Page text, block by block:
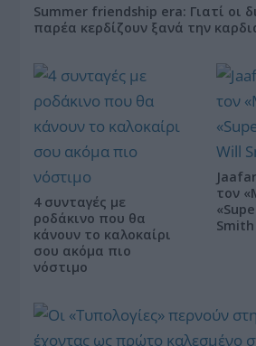
Summer friendship era: Γιατί οι
παρέα κερδίζουν ξανά την
4 συνταγές με
ροδάκινο που θα
κάνουν το καλοκαίρι
σου ακόμα πιο
νόστιμο
τον
Smith